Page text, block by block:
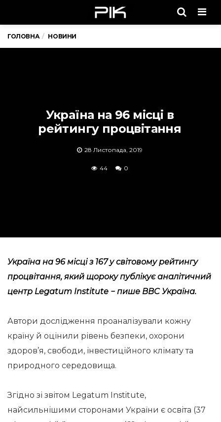
ГОЛОВНА НОВИНИ
Україна на 96 місці в
рейтингу процвітання
28 Листопада, 2019
44 0
Україна на 96 місці з 167 у світовому рейтингу
процвітання, який щороку публікує аналітичний
центр Legatum Institute − пише BBC Україна.
Автори дослідження проаналізували кожну
країну й оцінили рівень безпеки, охорони
здоров’я, свободи, інвестиційного клімату та
природного середовища.
Згідно зі звітом Legatum Institute,
найсильнішими сторонами України є освіта (37